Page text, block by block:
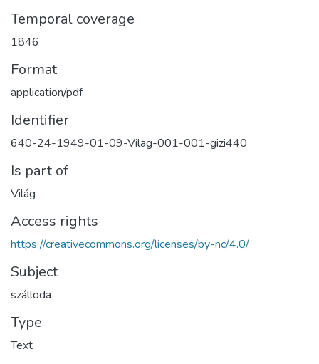
Temporal coverage
1846
Format
application/pdf
Identifier
640-24-1949-01-09-Vilag-001-001-gizi440
Is part of
Világ
Access rights
https://creativecommons.org/licenses/by-nc/4.0/
Subject
szálloda
Type
Text